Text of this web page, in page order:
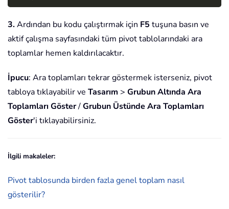
3.Ardından bu kodu çalıştırmak için F5 tuşuna basın ve
aktif çalışma sayfasındaki tüm pivot tablolarındaki ara
toplamlar hemen kaldırılacaktır.
İpucu: Ara toplamları tekrar göstermek isterseniz, pivot
tabloya tıklayabilir ve Tasarım > Grubun Altında Ara
Toplamları Göster/Grubun Üstünde Ara Toplamları
Göster'i tıklayabilirsiniz.
İlgili makaleler:
Pivot tablosunda birden fazla genel toplam nasıl
gösterilir?